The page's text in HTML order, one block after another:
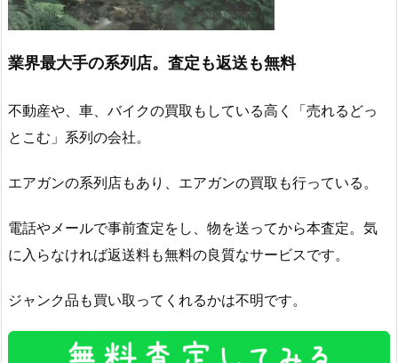
業界最大手の系列店。査定も返送も無料
不動産や、車、バイクの買取もしている高く「売れるどっ
とこむ」系列の会社。
エアガンの系列店もあり、エアガンの買取も行っている。
電話やメールで事前査定をし、物を送ってから本査定。気
に入らなければ返送料も無料の良質なサービスです。
ジャンク品も買い取ってくれるかは不明です。